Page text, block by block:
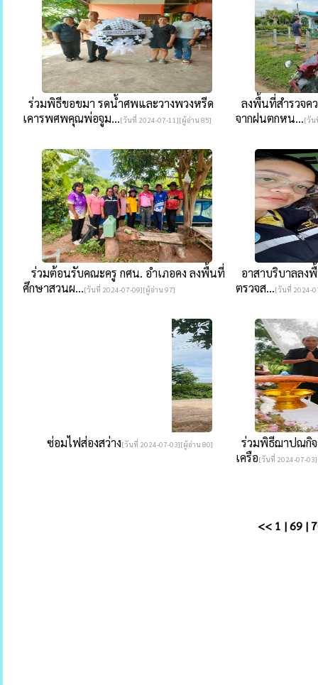
ร่วมพิธีขอขมา รดน้ำศพและวางพวงหรีด
เคารพศพคุณพ่อจูม...[วันที่ 2024-07-11][ผู้อ่าน 85]
ลงพื้นที่สำรวจค
จากฝนตกหน...[วัน
ร่วมต้อนรับคณะครู กศน. อำเภอคง ลงพื้นที่
ศึกษาสวนผ...[วันที่ 2024-07-09][ผู้อ่าน 97]
อาสาบริบาลลง
ตรวจส...[วันที่ 2024-
ซ่อมไฟส่องสว่าง[วันที่ 2024-07-03][ผู้อ่าน 80]
ร่วมพิธีฌาปณกิ
เครือ[วันที่ 2024-07-
<< 1 |69 |